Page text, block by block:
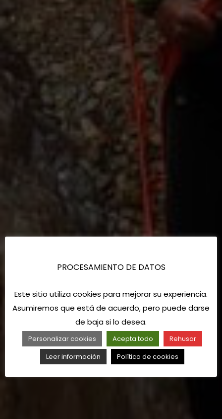
PROCESAMIENTO DE DATOS
Este sitio utiliza cookies para mejorar su experiencia.
Asumiremos que está de acuerdo, pero puede darse
de baja si lo desea.
Personalizar cookies Acepta todo
Rehusar
Leer información
Política de cookies